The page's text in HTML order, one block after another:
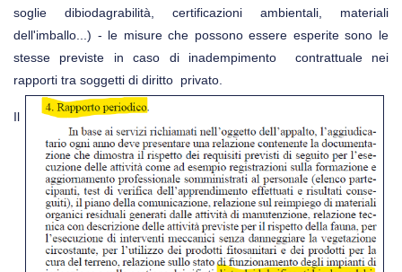
soglie dibiodagrabilità, certificazioni ambientali, materiali
dell'imballo...) - le misure che possono essere esperite sono le
stesse previste in caso di inadempimento contrattuale nei
rapporti tra soggetti di diritto privato.
Il